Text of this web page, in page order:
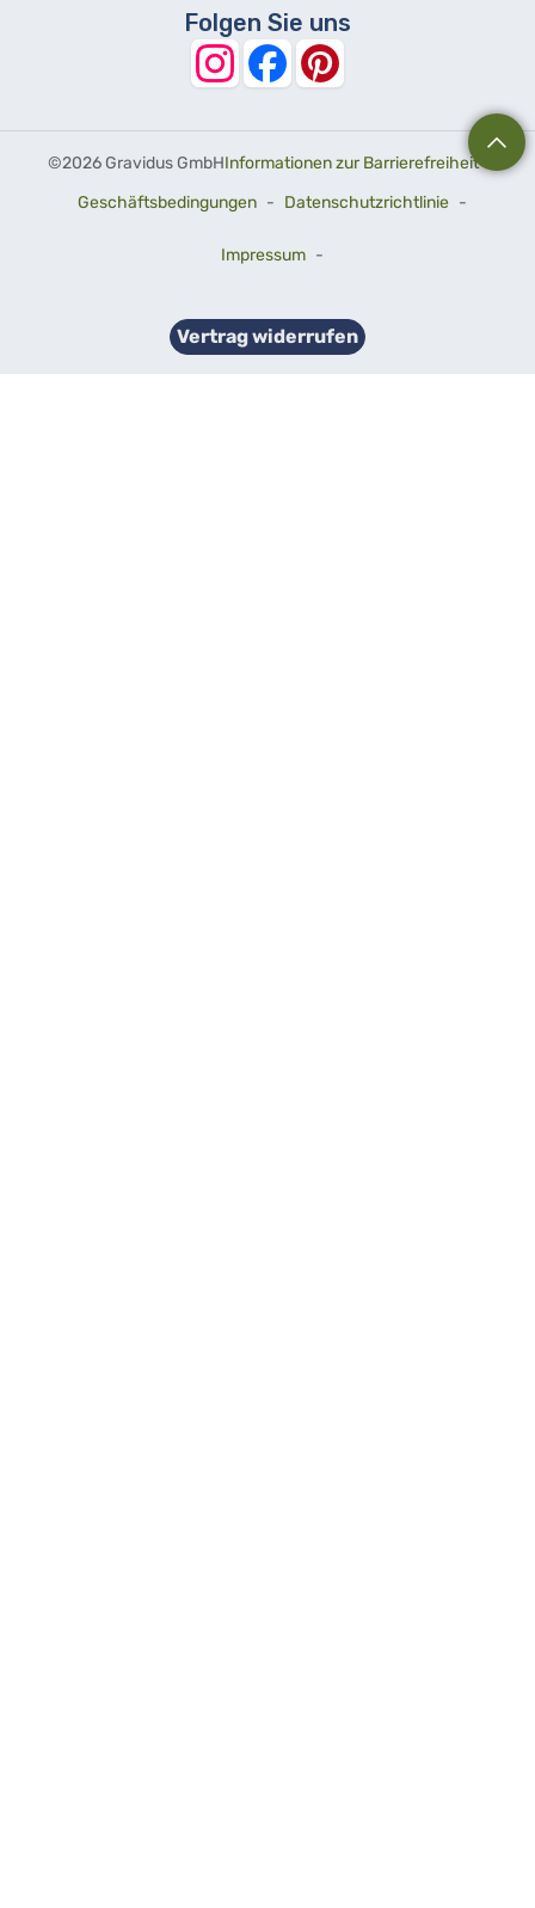
Folgen Sie uns
©2026 Gravidus GmbHInformationen zur Barrierefreiheit-
Geschäftsbedingungen - Datenschutzrichtlinie -
Impressum -
Vertrag widerrufen